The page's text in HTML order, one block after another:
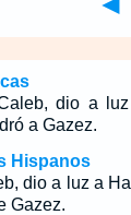
dio a
a Gazez.
Hispanos
dio a luz a
Gazez.